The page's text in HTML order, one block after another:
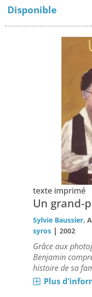
Disponible
texte imprimé
Un grand-
Sylvie Baussier,
syros |2002
Grâce aux
Benjamin
histoire de sa
Plus